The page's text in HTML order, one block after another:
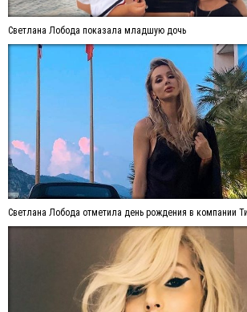
Светлана Лобода показала младшую дочь
Светлана Лобода отметила день рождения в компании